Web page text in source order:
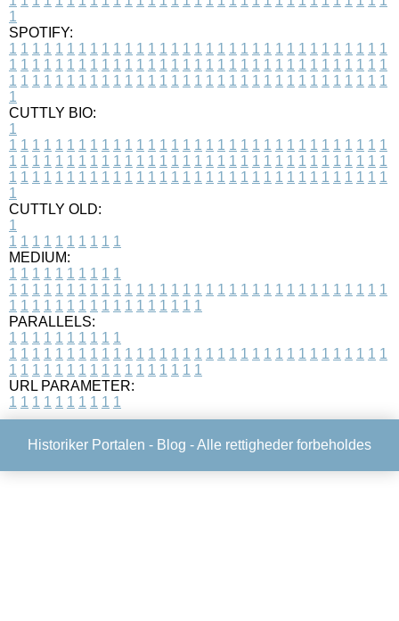
1
SPOTIFY:
1 1 1 1 1 1 1 1 1 1 1 1 1 1 1 1 1 1 1 1 1 1 1 1 1 1 1 1 1 1 1 1 1
1 1 1 1 1 1 1 1 1 1 1 1 1 1 1 1 1 1 1 1 1 1 1 1 1 1 1 1 1 1 1 1 1
1 1 1 1 1 1 1 1 1 1 1 1 1 1 1 1 1 1 1 1 1 1 1 1 1 1 1 1 1 1 1 1 1
1
CUTTLY BIO:
1
1 1 1 1 1 1 1 1 1 1 1 1 1 1 1 1 1 1 1 1 1 1 1 1 1 1 1 1 1 1 1 1 1
1 1 1 1 1 1 1 1 1 1 1 1 1 1 1 1 1 1 1 1 1 1 1 1 1 1 1 1 1 1 1 1 1
1 1 1 1 1 1 1 1 1 1 1 1 1 1 1 1 1 1 1 1 1 1 1 1 1 1 1 1 1 1 1 1 1
1
CUTTLY OLD:
1
1 1 1 1 1 1 1 1 1 1
MEDIUM:
1 1 1 1 1 1 1 1 1 1
1 1 1 1 1 1 1 1 1 1 1 1 1 1 1 1 1 1 1 1 1 1 1 1 1 1 1 1 1 1 1 1 1
1 1 1 1 1 1 1 1 1 1 1 1 1 1 1 1 1
PARALLELS:
1 1 1 1 1 1 1 1 1 1
1 1 1 1 1 1 1 1 1 1 1 1 1 1 1 1 1 1 1 1 1 1 1 1 1 1 1 1 1 1 1 1 1
1 1 1 1 1 1 1 1 1 1 1 1 1 1 1 1 1
URL PARAMETER:
1 1 1 1 1 1 1 1 1 1
Historiker Portalen - Blog - Alle rettigheder forbeholdes